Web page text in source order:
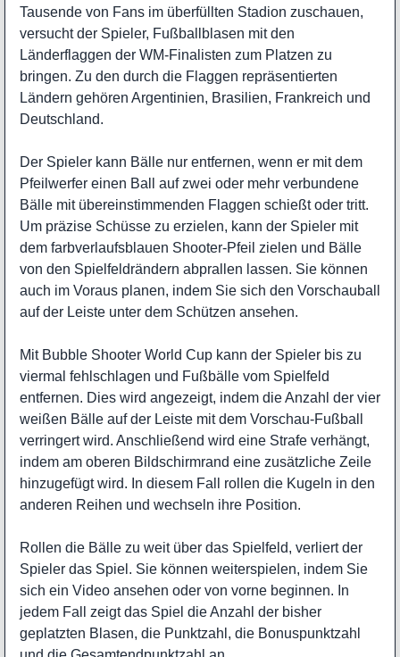
Tausende von Fans im überfüllten Stadion zuschauen,
versucht der Spieler, Fußballblasen mit den
Länderflaggen der WM-Finalisten zum Platzen zu
bringen. Zu den durch die Flaggen repräsentierten
Ländern gehören Argentinien, Brasilien, Frankreich und
Deutschland.
Der Spieler kann Bälle nur entfernen, wenn er mit dem
Pfeilwerfer einen Ball auf zwei oder mehr verbundene
Bälle mit übereinstimmenden Flaggen schießt oder tritt.
Um präzise Schüsse zu erzielen, kann der Spieler mit
dem farbverlaufsblauen Shooter-Pfeil zielen und Bälle
von den Spielfeldrändern abprallen lassen. Sie können
auch im Voraus planen, indem Sie sich den Vorschauball
auf der Leiste unter dem Schützen ansehen.
Mit Bubble Shooter World Cup kann der Spieler bis zu
viermal fehlschlagen und Fußbälle vom Spielfeld
entfernen. Dies wird angezeigt, indem die Anzahl der vier
weißen Bälle auf der Leiste mit dem Vorschau-Fußball
verringert wird. Anschließend wird eine Strafe verhängt,
indem am oberen Bildschirmrand eine zusätzliche Zeile
hinzugefügt wird. In diesem Fall rollen die Kugeln in den
anderen Reihen und wechseln ihre Position.
Rollen die Bälle zu weit über das Spielfeld, verliert der
Spieler das Spiel. Sie können weiterspielen, indem Sie
sich ein Video ansehen oder von vorne beginnen. In
jedem Fall zeigt das Spiel die Anzahl der bisher
geplatzten Blasen, die Punktzahl, die Bonuspunktzahl